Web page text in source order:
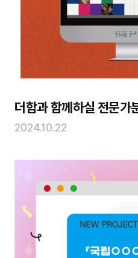
더함과 함께하실 전문가
2024.10.22